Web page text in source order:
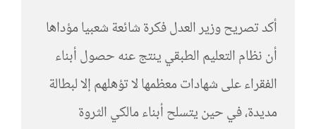
أكد تصريح وزير العدل فكرة شائعة شعبيا مؤداها
أن نظام التعليم الطبقي ينتج عنه حصول أبناء
الفقراء على شهادات معظمها لا تؤهلهم إلا لبطالة
مديدة، في حين يتسلح أبناء مالكي الثروة